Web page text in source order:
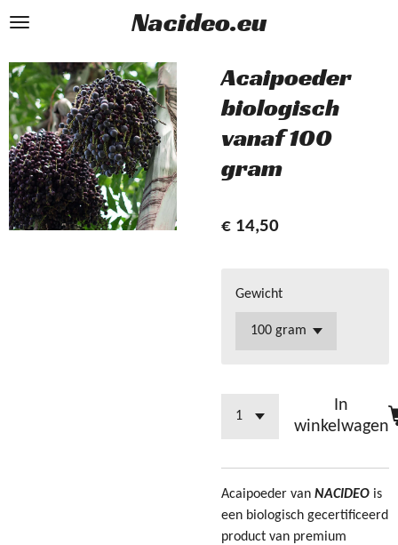
Ga
naar
de
hoofdinhoud
Nacideo.eu
Acaipoeder
biologisch
vanaf 100
gram
€ 14,50
Gewicht
In
winkelwagen
Acaipoeder van NACIDEO is
een biologisch gecertificeerd
product van premium